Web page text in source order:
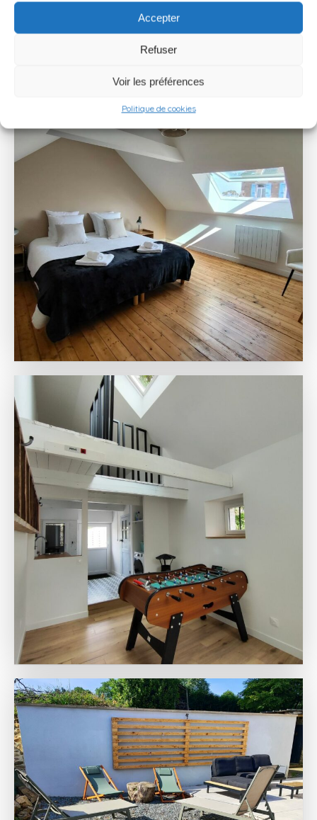
Accepter
Refuser
Voir les préférences
Politique de cookies